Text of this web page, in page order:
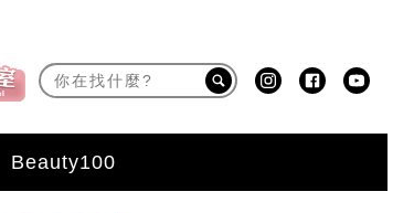
Beauty100